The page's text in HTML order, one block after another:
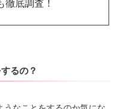
徹底調査！
るの？